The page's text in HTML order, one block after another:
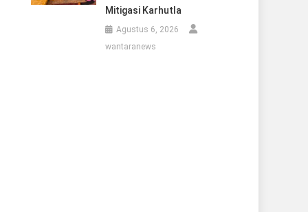
Mitigasi Karhutla
Agustus 6, 2026
wantaranews